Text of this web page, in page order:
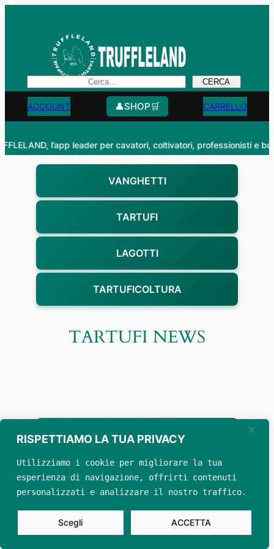
RISPETTIAMO LA TUA PRIVACY
Utilizziamo i cookie per migliorare la tua
esperienza di navigazione, offrirti contenuti
personalizzati e analizzare il nostro traffico.
Scegli ACCETTA
CERCA
ACCOUNT 👤SHOP🛒 CARRELLO
l’app leader per cavatori, coltivatori, professionisti e
VANGHETTI
TARTUFI
LAGOTTI
TARTUFICOLTURA
TARTUFI NEWS
PREZZO TARTUFO
RECENSIONI ◄► REVIEWS
Privacy Policy
Disclaimer unico
© 2021 – 2026 TRUFFLELAND ► P. I. 02025970472